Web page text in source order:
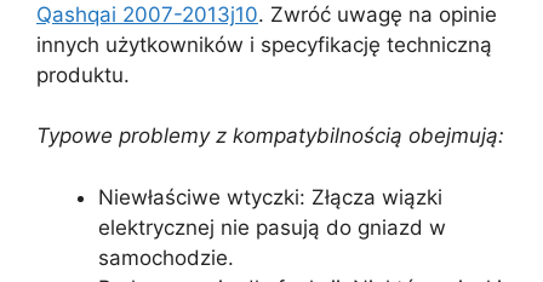
Qashqai 2007-2013j10. Zwróć uwagę na opinie
innych użytkowników i specyfikację techniczną
produktu.
Typowe problemy z kompatybilnością obejmują:
Niewłaściwe wtyczki: Złącza wiązki
elektrycznej nie pasują do gniazd w
samochodzie.